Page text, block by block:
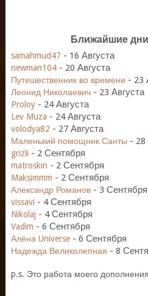
Ближайшие
samahmud47 - 16 Августа
newman104- 20 Августа
Путешественник во времени - 23
Леонид Николаевич- 23 Августа
Proloy- 24 Августа
Lev Muza - 24 Августа
volodya82 - 27 Августа
Маленький помощник Санты - 28
grizli - 2 Сентября
matroskin - 2 Сентября
Maksimmm - 2 Сентября
Александр Романов- 3 Сентября
vissavi - 4 Сентября
Nikolaj - 4 Сентября
Vadim - 6 Сентября
Алёна Universe- 6 Сентября
Надежда Великолепная - 8
p.s. Это работа моего дополнения